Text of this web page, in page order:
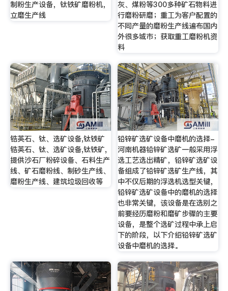
制粉生产设备，钛铁矿磨粉机，
立磨生产线
灰、煤粉等300多种矿石物料进
行磨粉研磨；重工为客户配置的
不同产量的磨粉生产线遍布国内
外很多城市；获取重工磨粉机资
料
锆英石、钛、选矿设备,钛铁矿
锆英石、钛、选矿设备,钛铁矿,
提供沙石厂粉碎设备、石料生产
线、矿石磨粉线、制砂生产线、
磨粉生产线、建筑垃圾回收等
铅锌矿选矿设备中磨机的选择-
河南机器铅锌矿选矿一般采用浮
选工艺选出精矿，铅锌矿选矿设
备组成了铅锌矿选矿生产线，其
中不仅后期的浮选机选型关键，
铅锌矿选矿设备中的磨机的选择
也非常关键，该设备是在选别之
前要经历磨粉和磨矿步骤的主要
设备，是整个选矿过程中承上启
下的阶段，以下介绍铅锌矿选矿
设备中磨机的选择。